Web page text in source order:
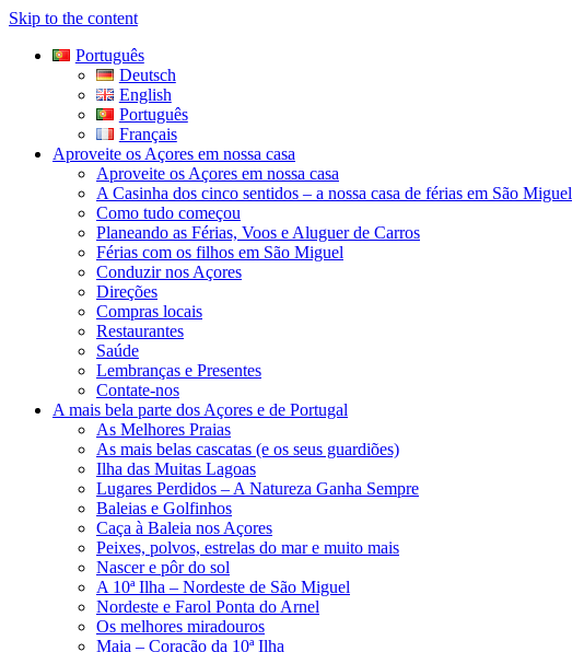
Skip to the content
Português
Deutsch
English
Português
Français
Aproveite os Açores em nossa casa
Aproveite os Açores em nossa casa
A Casinha dos cinco sentidos – a nossa casa de férias em São Miguel
Como tudo começou
Planeando as Férias, Voos e Aluguer de Carros
Férias com os filhos em São Miguel
Conduzir nos Açores
Direções
Compras locais
Restaurantes
Saúde
Lembranças e Presentes
Contate-nos
A mais bela parte dos Açores e de Portugal
As Melhores Praias
As mais belas cascatas (e os seus guardiões)
Ilha das Muitas Lagoas
Lugares Perdidos – A Natureza Ganha Sempre
Baleias e Golfinhos
Caça à Baleia nos Açores
Peixes, polvos, estrelas do mar e muito mais
Nascer e pôr do sol
A 10ª Ilha – Nordeste de São Miguel
Nordeste e Farol Ponta do Arnel
Os melhores miradouros
Maia – Coração da 10ª Ilha